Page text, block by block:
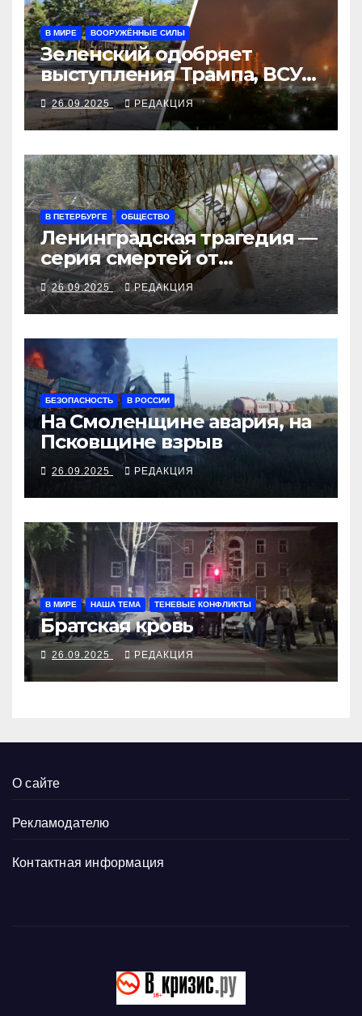
В МИРЕ ВООРУЖЁННЫЕ СИЛЫ
Зеленский одобряет
выступления Трампа, ВСУ
закрыли Добропольский
рубеж
26.09.2025 РЕДАКЦИЯ
В ПЕТЕРБУРГЕ ОБЩЕСТВО
Ленинградская трагедия —
серия смертей от
алкосуррогата
26.09.2025 РЕДАКЦИЯ
БЕЗОПАСНОСТЬ В РОССИИ
На Смоленщине авария, на
Псковщине взрыв
26.09.2025 РЕДАКЦИЯ
В МИРЕ НАША ТЕМА ТЕНЕВЫЕ КОНФЛИКТЫ
Братская кровь
26.09.2025 РЕДАКЦИЯ
О сайте
Рекламодателю
Контактная информация